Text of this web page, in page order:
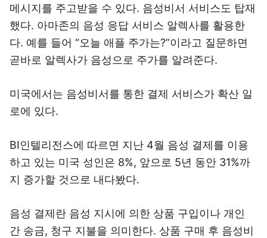
메시지를 주고받을 수 있다. 음성비서 서비스도 탑재
했다. 아마존의 음성 응답 서비스 알렉사를 활용한
다. 예를 들어 “오늘 애플 주가는?”이라고 질문하면
곧바로 알렉사가 음성으로 주가를 알려준다.
미국에서는 음성비서를 통한 결제 서비스가 확산 일
로에 있다.
BI인텔리전스에 따르면 지난 4월 음성 결제를 이용
하고 있는 미국 성인은 8%, 앞으로 5년 동안 31%까
지 증가할 것으로 내다봤다.
음성 결제란 음성 지시에 의한 상품 구입이나 개인
간 송금, 청구 지불을 의미한다. 상품 구매 후 음성비